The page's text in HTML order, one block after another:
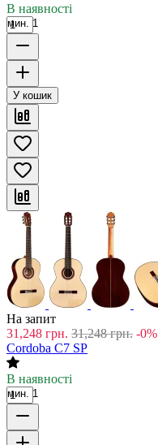
В наявності
мин. 1
У кошик
На запит
31,248 грн. 31,248 грн. -0%
Cordoba C7 SP
В наявності
мин. 1